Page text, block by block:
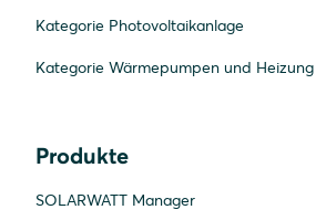
Kategorie Photovoltaikanlage
Kategorie Wärmepumpen und Heizung
Produkte
SOLARWATT Manager